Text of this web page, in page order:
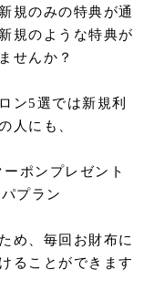
規のみの特典が通
規のような特典が
せんか？
ン5選では新規利
人にも、
ポンプレゼント
プラン
め、毎回お財布に
ることができます